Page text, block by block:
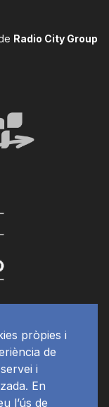
Radio City Group
pròpies i
de
i
En
l’ús de